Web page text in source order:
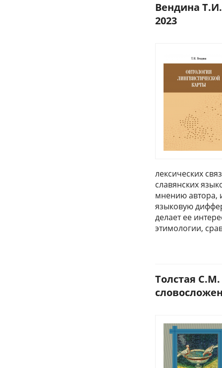
Вендина
2023
лексических
славянских
мнению автора,
языковую
делает ее
этимологии,
Толстая